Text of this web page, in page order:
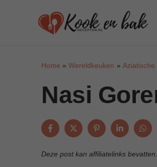
Home Wereldkeuken Aziatische
Nasi
Deze post kan affiliatelinks